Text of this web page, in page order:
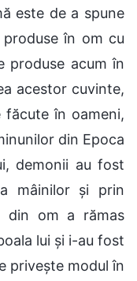
este de a spune
în om cu
produse acum în
acestor cuvinte,
în oameni,
din Epoca
demonii au fost
mâinilor și prin
din om a rămas
lui și i-au fost
privește modul în